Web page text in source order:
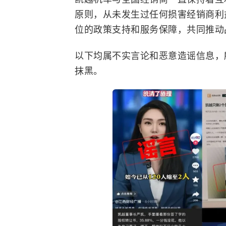
原则，从未发生过任何损害经销商
位的政策支持和服务保障，共同推
以下均属不实言论和恶意造谣信息
抹黑。